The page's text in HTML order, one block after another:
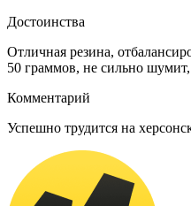
Достоинства
Отличная резина,
50 граммов, не сильно
Комментарий
Успешно трудится на